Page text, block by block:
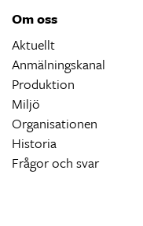
Om oss
Aktuellt
Anmälningskanal
Produktion
Miljö
Organisationen
Historia
Frågor och svar